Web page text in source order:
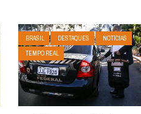
BRASIL DESTAQUES
NOTÍCIAS
TEMPO REAL